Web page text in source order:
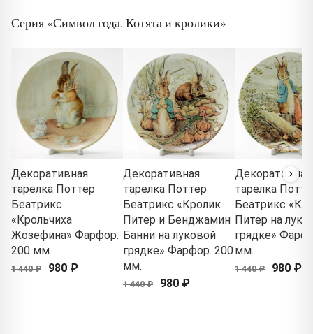
Серия «Символ года. Котята и кролики»
Декоративная
тарелка Поттер
Беатрикс
«Крольчиха
Жозефина» Фарфор.
200 мм.
1 440 ₽ 980 ₽
Декоративная
тарелка Поттер
Беатрикс «Кролик
Питер и Бенджамин
Банни на луковой
грядке» Фарфор. 200
мм.
1 440 ₽ 980 ₽
Декоративная
тарелка
Беатрикс
Питер на
грядке»
мм.
1 440 ₽ 980 ₽